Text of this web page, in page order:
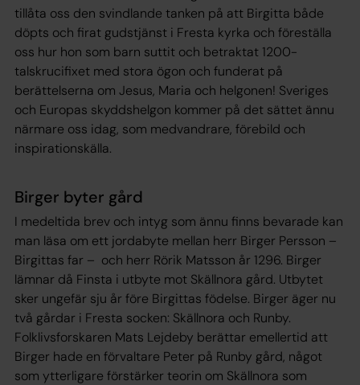
tillåta oss den svindlande tanken på att Birgitta både
döpts och firat gudstjänst i Fresta kyrka och föreställa
oss hur hon som barn suttit och betraktat 1200-
talskrucifixet med stora ögon och funderat på
berättelserna om Jesus, Maria och helgonen! Sveriges
och Europas skyddshelgon kommer på det sättet ännu
närmare oss idag, som medvandrare, förebild och
inspirationskälla.
Birger byter gård
I medeltida brev och intyg som ännu finns bevarade kan
man läsa om ett jordabyte mellan herr Birger Persson –
Birgittas far – och herr Rörik Matsson år 1296. Birger
lämnar då Finsta i utbyte mot Skällnora gård. Utbytet
sker ungefär sju år före Birgittas födelse. Birger äger nu
två gårdar i Fresta socken: Skällnora och Runby.
Folklivsforskaren Mats Lejdeby berättar emellertid att
Birger hade en förvaltare Peter på Runby gård, något
som ytterligare förstärker teorin om Skällnora som